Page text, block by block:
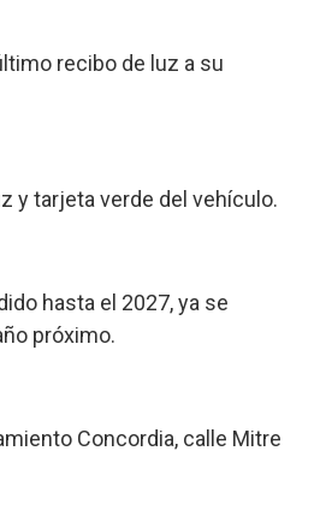
recibo de luz a su
y tarjeta verde del vehículo.
hasta el 2027, ya se
próximo.
Concordia, calle Mitre